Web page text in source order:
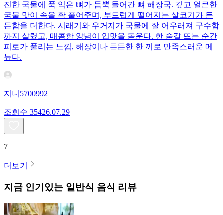
진한 국물에 푹 익은 뼈가 듬뿍 들어간 뼈 해장국. 깊고 얼큰한
국물 맛이 속을 확 풀어주며, 부드럽게 떨어지는 살코기가 든
든함을 더한다. 시래기와 우거지가 국물에 잘 어우러져 구수함
까지 살렸고, 매콤한 양념이 입맛을 돋운다. 한 숟갈 뜨는 순간
피로가 풀리는 느낌, 해장이나 든든한 한 끼로 만족스러운 메
뉴다.
지니5700992
조회수 35426.07.29
7
더보기
지금 인기있는 일반식 음식 리뷰